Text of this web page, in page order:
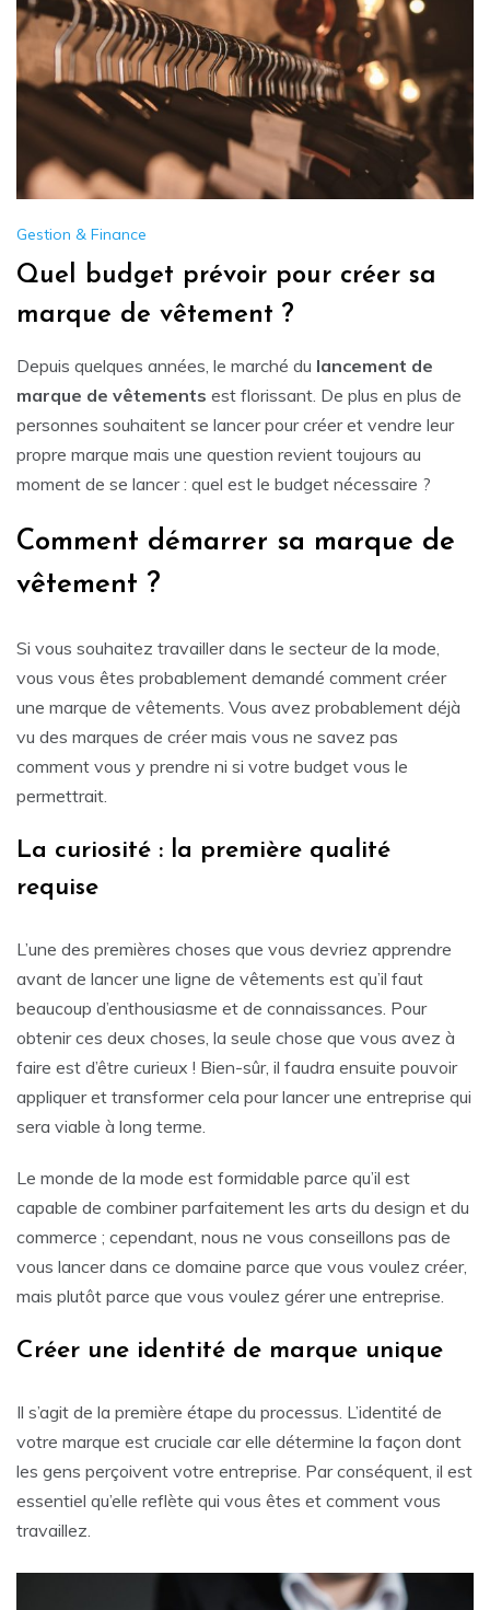
Gestion & Finance
Quel budget prévoir pour créer sa
marque de vêtement ?
Depuis quelques années, le marché du lancement de
marque de vêtements est florissant. De plus en plus de
personnes souhaitent se lancer pour créer et vendre leur
propre marque mais une question revient toujours au
moment de se lancer : quel est le budget nécessaire ?
Comment démarrer sa marque de
vêtement ?
Si vous souhaitez travailler dans le secteur de la mode,
vous vous êtes probablement demandé comment créer
une marque de vêtements. Vous avez probablement déjà
vu des marques de créer mais vous ne savez pas
comment vous y prendre ni si votre budget vous le
permettrait.
La curiosité : la première qualité
requise
L’une des premières choses que vous devriez apprendre
avant de lancer une ligne de vêtements est qu’il faut
beaucoup d’enthousiasme et de connaissances. Pour
obtenir ces deux choses, la seule chose que vous avez à
faire est d’être curieux ! Bien-sûr, il faudra ensuite pouvoir
appliquer et transformer cela pour lancer une entreprise qui
sera viable à long terme.
Le monde de la mode est formidable parce qu’il est
capable de combiner parfaitement les arts du design et du
commerce ; cependant, nous ne vous conseillons pas de
vous lancer dans ce domaine parce que vous voulez créer,
mais plutôt parce que vous voulez gérer une entreprise.
Créer une identité de marque unique
Il s’agit de la première étape du processus. L’identité de
votre marque est cruciale car elle détermine la façon dont
les gens perçoivent votre entreprise. Par conséquent, il est
essentiel qu’elle reflète qui vous êtes et comment vous
travaillez.